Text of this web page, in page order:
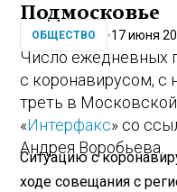
Подмосковье
ОБЩЕСТВО 17 июня
Число ежедневных
с коронавирусом, с
треть в
«Интерфакс» со
Андрея Воробьева.
Ситуацию с
ходе совещания с